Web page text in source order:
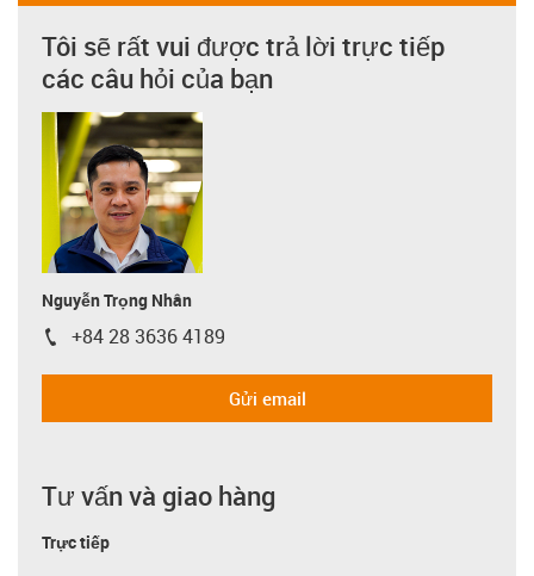
Tôi sẽ rất vui được trả lời trực tiếp
các câu hỏi của bạn
Nguyễn Trọng Nhân
igus-icon-phone
+84 28 3636 4189
Gửi email
Tư vấn và giao hàng
Trực tiếp